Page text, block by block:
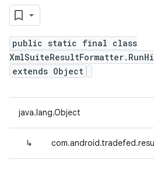
public static final class
extends Object
java.lang.Object
↳